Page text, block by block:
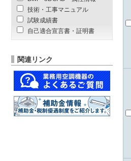
技術・工事マニュアル
試験成績書
自己適合宣言書・証明書
関連リンク